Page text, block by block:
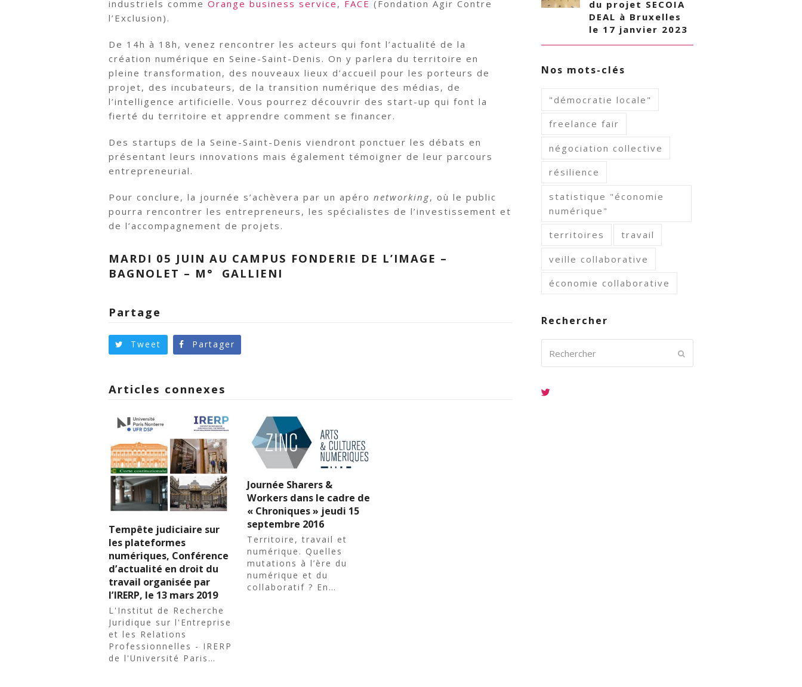
industriels comme Orange business service , FACE (Fondation Agir Contre
l’Exclusion).
De 14h à 18h, venez rencontrer les acteurs qui font l’actualité de la
création numérique en Seine-Saint-Denis. On y parlera du territoire en
pleine transformation, des nouveaux lieux d’accueil pour les porteurs de
projet, des incubateurs, de la transition numérique des médias, de
l’intelligence artificielle. Vous pourrez découvrir des start-up qui font la
fierté du territoire et apprendre comment se financer.
Des startups de la Seine-Saint-Denis viendront ponctuer les débats en
présentant leurs innovations mais également témoigner de leur parcours
entrepreneurial.
Pour conclure, la journée s’achèvera par un apéro networking, où le public
pourra rencontrer les entrepreneurs, les spécialistes de l’investissement et
de l’accompagnement de projets.
MARDI 05 JUIN AU CAMPUS FONDERIE DE L’IMAGE –
BAGNOLET – M° GALLIENI
Partage
Tweet Partager
Articles connexes
Tempête judiciaire sur
les plateformes
numériques, Conférence
d’actualité en droit du
travail organisée par
l’IRERP, le 13 mars 2019
L'Institut de Recherche
Juridique sur l'Entreprise
et les Relations
Professionnelles - IRERP
de l'Université Paris…
Journée Sharers &
Workers dans le cadre de
« Chroniques » jeudi 15
septembre 2016
Territoire, travail et
numérique. Quelles
mutations à l’ère du
numérique et du
collaboratif ? En…
du projet SECOIA
DEAL à Bruxelles
le 17 janvier 2023
Nos mots-clés
"démocratie locale"
freelance fair
négociation collective
résilience
statistique "économie
numérique"
territoires travail
veille collaborative
économie collaborative
Rechercher